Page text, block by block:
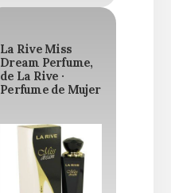
La Rive Miss
Dream Perfume,
de La Rive ·
Perfume de Mujer